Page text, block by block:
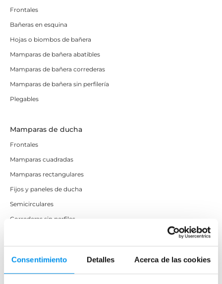
Consentimiento Detalles Acerca de las cookies
Frontales
Bañeras en esquina
Hojas o biombos de bañera
Mamparas de bañera abatibles
Mamparas de bañera correderas
Mamparas de bañera sin perfilería
Plegables
Mamparas de ducha
Frontales
Mamparas cuadradas
Mamparas rectangulares
Fijos y paneles de ducha
Semicirculares
Correderas sin perfiles
Apertura plegable
Cristal fijo para ducha